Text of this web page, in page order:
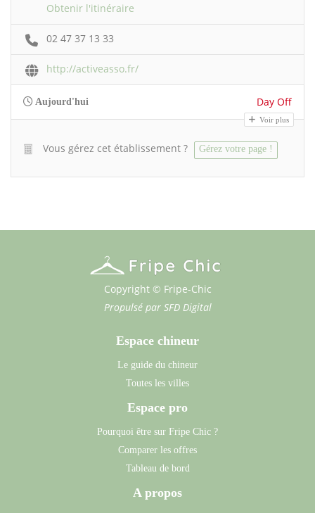
Obtenir l'itinéraire
02 47 37 13 33
http://activeasso.fr/
Aujourd'hui Day Off
Voir plus
Vous gérez cet établissement ? Gérez votre page !
Copyright © Fripe-Chic
Propulsé par SFD Digital
Espace chineur
Le guide du chineur
Toutes les villes
Espace pro
Pourquoi être sur Fripe Chic ?
Comparer les offres
Tableau de bord
A propos